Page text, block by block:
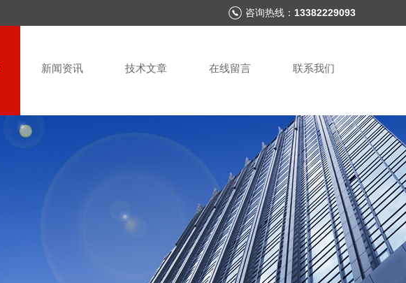
咨询热线： 13382229093
新闻资讯 技术文章 在线留言 联系我们